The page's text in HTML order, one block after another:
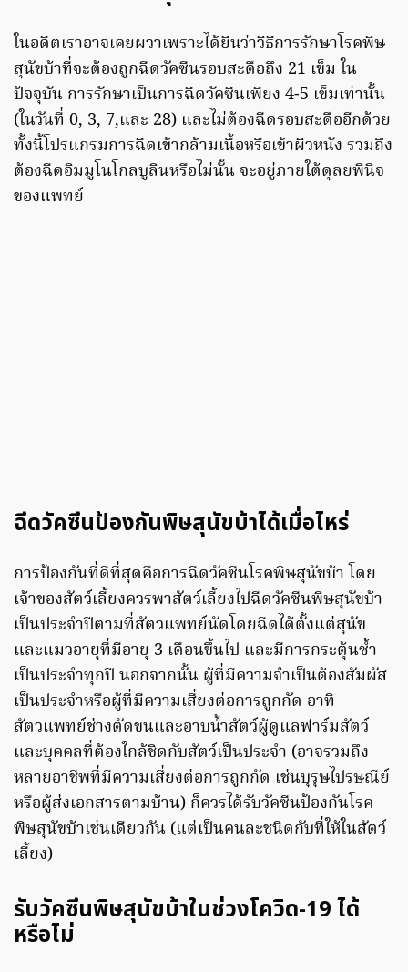
ในอดีตเราอาจเคยผวาเพราะได้ยินว่าวิธีการรักษาโรคพิษ
สุนัขบ้าที่จะต้องถูกฉีดวัคซีนรอบสะดือถึง 21 เข็ม ใน
ปัจจุบัน การรักษาเป็นการฉีดวัคซีนเพียง 4-5 เข็มเท่านั้น
(ในวันที่ 0, 3, 7,และ 28) และไม่ต้องฉีดรอบสะดืออีกด้วย
ทั้งนี้โปรแกรมการฉีดเข้ากล้ามเนื้อหรือเข้าผิวหนัง รวมถึง
ต้องฉีดอิมมูโนโกลบูลินหรือไม่นั้น จะอยู่ภายใต้ดุลยพินิจ
ของแพทย์
ฉีดวัคซีนป้องกันพิษสุนัขบ้าได้เมื่อไหร่
การป้องกันที่ดีที่สุดคือการฉีดวัคซีนโรคพิษสุนัขบ้า โดย
เจ้าของสัตว์เลี้ยงควรพาสัตว์เลี้ยงไปฉีดวัคซีนพิษสุนัขบ้า
เป็นประจำปีตามที่สัตวแพทย์นัดโดยฉีดได้ตั้งแต่สุนัข
และแมวอายุที่มีอายุ 3 เดือนขึ้นไป และมีการกระตุ้นซ้ำ
เป็นประจำทุกปี นอกจากนั้น ผู้ที่มีความจำเป็นต้องสัมผัส
เป็นประจำหรือผู้ที่มีความเสี่ยงต่อการถูกกัด อาทิ
สัตวแพทย์ช่างตัดขนและอาบน้ำสัตว์ผู้ดูแลฟาร์มสัตว์
และบุคคลที่ต้องใกล้ชิดกับสัตว์เป็นประจำ (อาจรวมถึง
หลายอาชีพที่มีความเสี่ยงต่อการถูกกัด เช่นบุรุษไปรษณีย์
หรือผู้ส่งเอกสารตามบ้าน) ก็ควรได้รับวัคซีนป้องกันโรค
พิษสุนัขบ้าเช่นเดียวกัน (แต่เป็นคนละชนิดกับที่ให้ในสัตว์
เลี้ยง)
รับวัคซีนพิษสุนัขบ้าในช่วงโควิด-19 ได้
หรือไม่